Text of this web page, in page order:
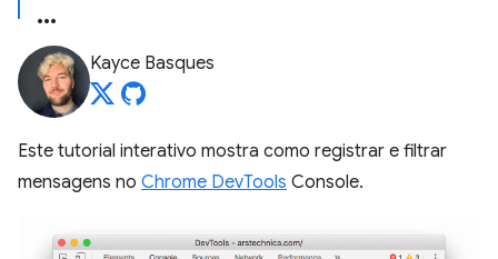
Kayce Basques
Este tutorial interativo mostra como registrar e filtrar
mensagens no Chrome DevTools Console.